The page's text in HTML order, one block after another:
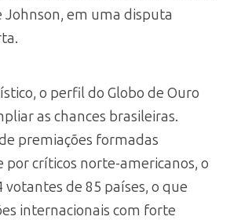
Johnson, em uma disputa
o perfil do Globo de Ouro
as chances brasileiras.
premiações formadas
críticos norte-americanos, o
de 85 países, o que
internacionais com forte